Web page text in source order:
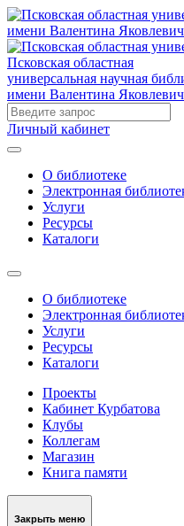
Псковская областная
универсальная научная
имени Валентина
Личный кабинет
О библиотеке
Электронная
Услуги
Ресурсы
Каталоги
О библиотеке
Электронная
Услуги
Ресурсы
Каталоги
Проекты
Кабинет Курбатова
Клубы
Коллегам
Магазин
Книга памяти
Закрыть меню